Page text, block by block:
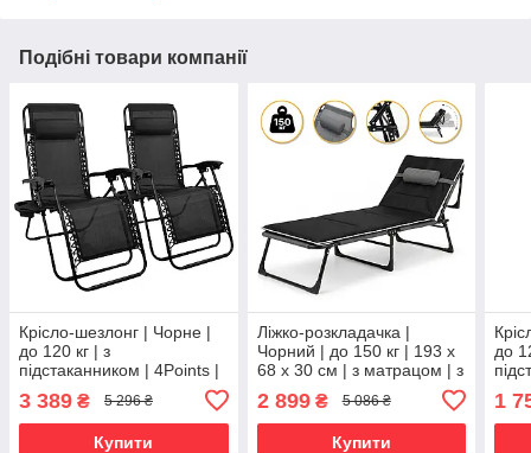
Подібні товари компанії
Крісло-шезлонг | Чорне |
до 120 кг | з
підстаканником | 4Points |
відпочинку
3 389 ₴ 5 296 ₴
Купити
Ліжко-розкладачка |
Чорний | до 150 кг | 193 х
68 х 30 см | з матрацом | з
підголівником | LEOBRO
LB-FB-A2-STR | для дому,
дачі та
2 899₴ 5 086 ₴
Купити
до
1